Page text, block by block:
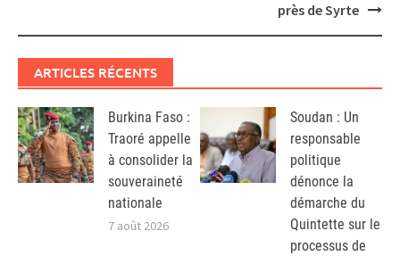
près de Syrte
ARTICLES RÉCENTS
Burkina Faso :
Traoré appelle
à consolider la
souveraineté
nationale
7 août 2026
Soudan : Un
responsable
politique
dénonce la
démarche du
Quintette sur le
processus de